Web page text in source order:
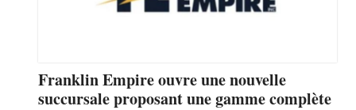
Franklin Empire ouvre une nouvelle
succursale proposant une gamme complète